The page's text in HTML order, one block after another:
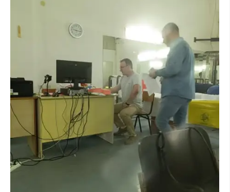
ЗНАЧЕЊЕ НА СЛУЖБАТА ЗА БАРАЊЕ
ФОРМУЛАРИ ЗА БАРАЊА
ЗДРАВСТВЕНО ПРЕВЕНТИВНА ДЕЈНОСТ
ПРВА ПОМОШ
КРВОДАРИТЕЛСТВО
ИНФОРМАЦИИ ЗА БОЛЕСТИ
МЕНАЏМЕНТ НА ВОЛОНТЕРИ